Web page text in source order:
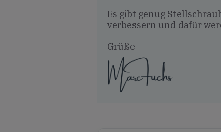
Es gibt genug
verbessern und dafür
Grüße